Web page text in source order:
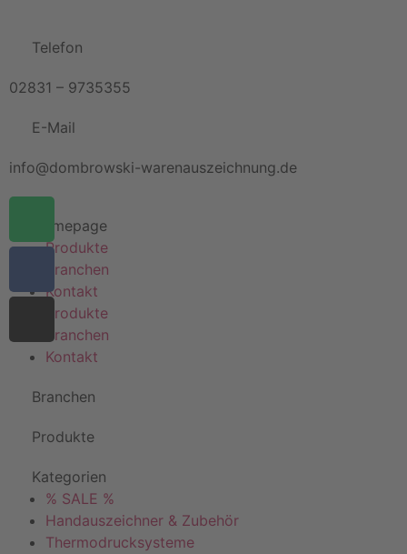
Telefon
02831 – 9735355
E-Mail
info@dombrowski-warenauszeichnung.de
Homepage
Produkte
Branchen
Kontakt
Produkte
Branchen
Kontakt
Branchen
Produkte
Kategorien
% SALE %
Handauszeichner & Zubehör
Thermodrucksysteme